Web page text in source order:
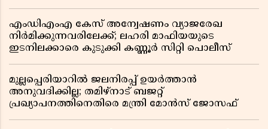
എംഡിഎംഎ കേസ് അന്വേഷണം വ്യാജരേഖ
നിർമിക്കുന്നവരിലേക്ക്; ലഹരി മാഫിയയുടെ
ഇടനിലക്കാരെ കുടുക്കി കണ്ണൂർ സിറ്റി പൊലീസ്
മുല്ലപ്പെരിയാറിൽ ജലനിരപ്പ് ഉയർത്താൻ
അനുവദിക്കില്ല; തമിഴ്നാട് ബജറ്റ്
പ്രഖ്യാപനത്തിനെതിരെ മന്ത്രി മോൻസ് ജോസഫ്